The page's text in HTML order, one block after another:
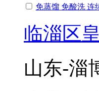
免蒸馏 免酸洗 连
临淄区
山东-淄